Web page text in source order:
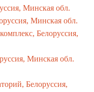
Минская обл.
Минская обл.
Белоруссия,
Минская обл.
Белоруссия,